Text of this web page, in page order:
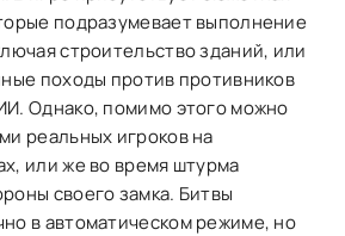
подразумевает выполнение
строительство зданий, или
походы против противников
Однако, помимо этого можно
реальных игроков на
или же во время штурма
своего замка. Битвы
в автоматическом режиме, но